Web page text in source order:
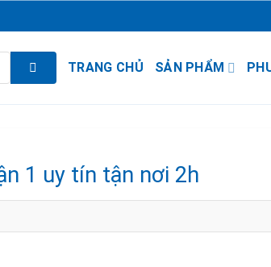
TRANG CHỦ SẢN PHẨM
1 uy tín tận nơi 2h